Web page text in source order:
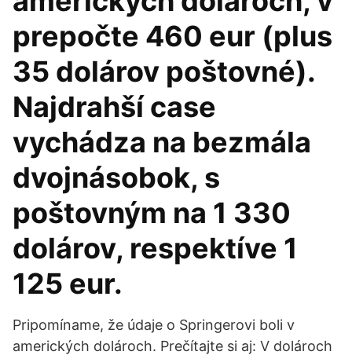
prepočte 460 eur (plus
35 dolárov poštovné).
Najdrahší case
vychádza na bezmála
dvojnásobok, s
poštovným na 1 330
dolárov, respektíve 1
125 eur.
Pripomíname, že údaje o Springerovi boli v
amerických dolároch. Prečítajte si aj: V dolároch